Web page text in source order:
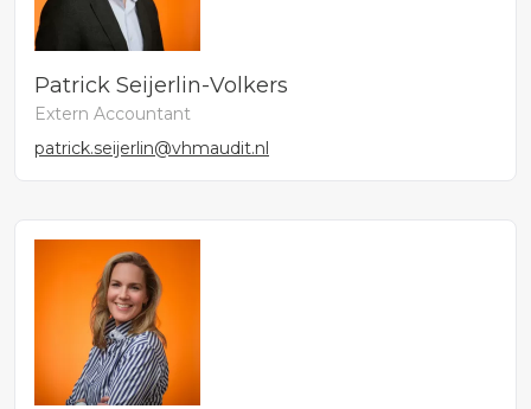
Patrick Seijerlin-Volkers
Extern Accountant
patrick.seijerlin@vhmaudit.nl